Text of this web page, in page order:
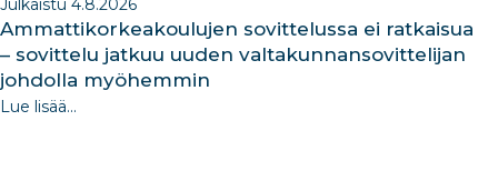
Julkaistu 4.8.2026
Ammattikorkeakoulujen sovittelussa ei ratkaisua
– sovittelu jatkuu uuden valtakunnansovittelijan
johdolla myöhemmin
Lue lisää...